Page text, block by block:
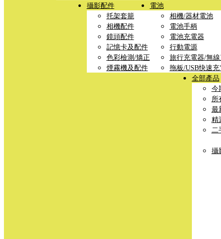
攝影配件
托架套籠
相機配件
鏡頭配件
記憶卡及配件
色彩檢測/矯正
煙霧機及配件
電池
相機/器材電池
電池手柄
電池充電器
行動電源
旅行充電器/無
拖板/USB快速充
全部產品
今
所
最
精
二
攝